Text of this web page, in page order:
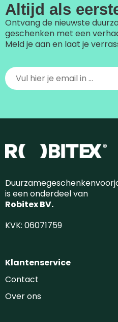
Altijd als
Ontvang de nieuwste
geschenken met een
Meld je aan en laat je
is een onderdeel van
Robitex BV.
KVK: 06071759
Klantenservice
Contact
Over ons